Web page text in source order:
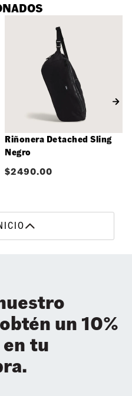
Riñonera Detached Sling
Negro
$2490.00
un 10%
tu